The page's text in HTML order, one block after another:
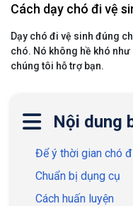
Cách dạy chó đi vệ
Dạy chó đi vệ sinh đúng
chó. Nó không hề khó
chúng tôi hỗ trợ bạn.
Nội dung
Để ý thời gian chó
Chuẩn bị dụng cụ
Cách huấn luyện